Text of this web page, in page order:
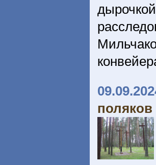
поляков